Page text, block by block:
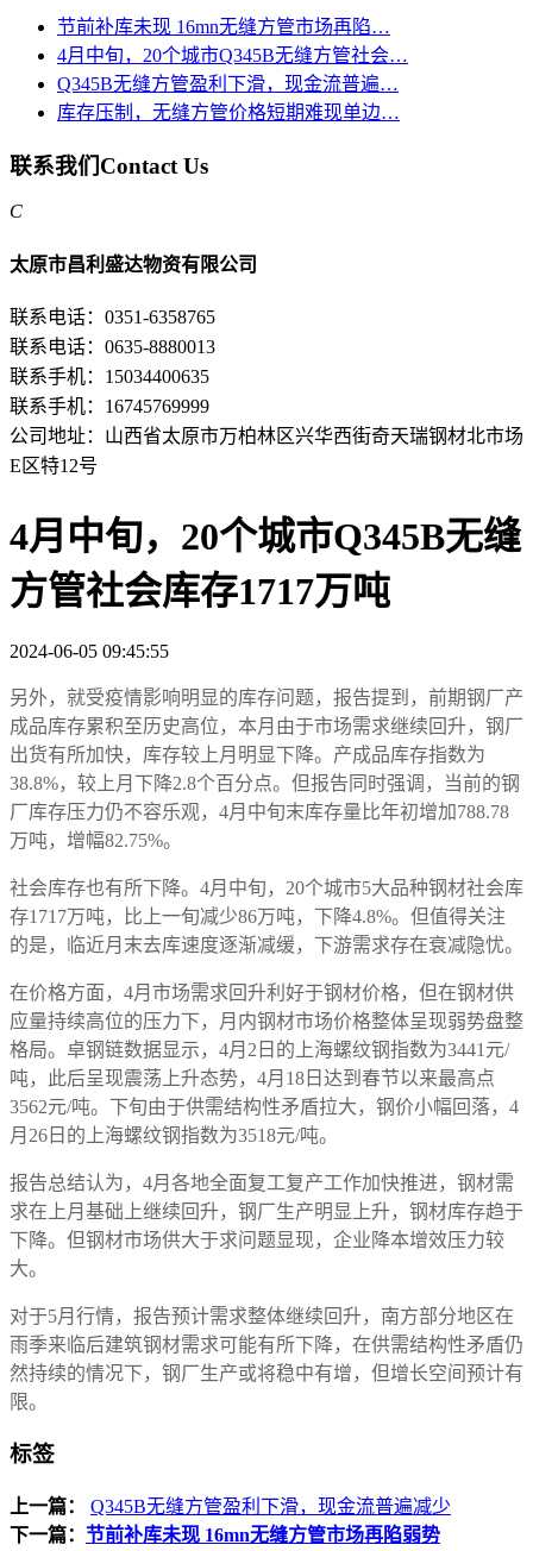
节前补库未现 16mn无缝方管市场再陷…
4月中旬，20个城市Q345B无缝方管社会…
Q345B无缝方管盈利下滑，现金流普遍…
库存压制，无缝方管价格短期难现单边…
联系我们Contact Us
C
太原市昌利盛达物资有限公司
联系电话：0351-6358765
联系电话：0635-8880013
联系手机：15034400635
联系手机：16745769999
公司地址：山西省太原市万柏林区兴华西街奇天瑞钢材北市场
E区特12号
4月中旬，20个城市Q345B无缝
方管社会库存1717万吨
2024-06-05 09:45:55
另外，就受疫情影响明显的库存问题，报告提到，前期钢厂产
成品库存累积至历史高位，本月由于市场需求继续回升，钢厂
出货有所加快，库存较上月明显下降。产成品库存指数为
38.8%，较上月下降2.8个百分点。但报告同时强调，当前的钢
厂库存压力仍不容乐观，4月中旬末库存量比年初增加788.78
万吨，增幅82.75%。
社会库存也有所下降。4月中旬，20个城市5大品种钢材社会库
存1717万吨，比上一旬减少86万吨，下降4.8%。但值得关注
的是，临近月末去库速度逐渐减缓，下游需求存在衰减隐忧。
在价格方面，4月市场需求回升利好于钢材价格，但在钢材供
应量持续高位的压力下，月内钢材市场价格整体呈现弱势盘整
格局。卓钢链数据显示，4月2日的上海螺纹钢指数为3441元/
吨，此后呈现震荡上升态势，4月18日达到春节以来最高点
3562元/吨。下旬由于供需结构性矛盾拉大，钢价小幅回落，4
月26日的上海螺纹钢指数为3518元/吨。
报告总结认为，4月各地全面复工复产工作加快推进，钢材需
求在上月基础上继续回升，钢厂生产明显上升，钢材库存趋于
下降。但钢材市场供大于求问题显现，企业降本增效压力较
大。
对于5月行情，报告预计需求整体继续回升，南方部分地区在
雨季来临后建筑钢材需求可能有所下降，在供需结构性矛盾仍
然持续的情况下，钢厂生产或将稳中有增，但增长空间预计有
限。
标签
上一篇：
Q345B无缝方管盈利下滑，现金流普遍减少
下一篇： 节前补库未现 16mn无缝方管市场再陷弱势